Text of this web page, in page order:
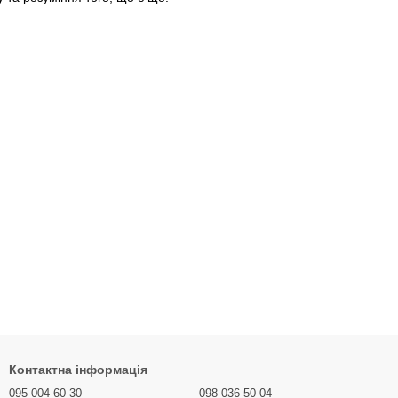
Контактна інформація
095 004 60 30 098 036 50 04